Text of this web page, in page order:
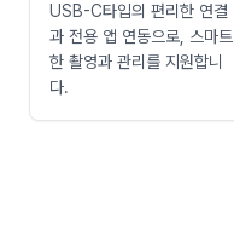
USB-C타입의 편리한 연결
과 전용 앱 연동으로, 스마트
한 촬영과 관리를 지원합니
다.